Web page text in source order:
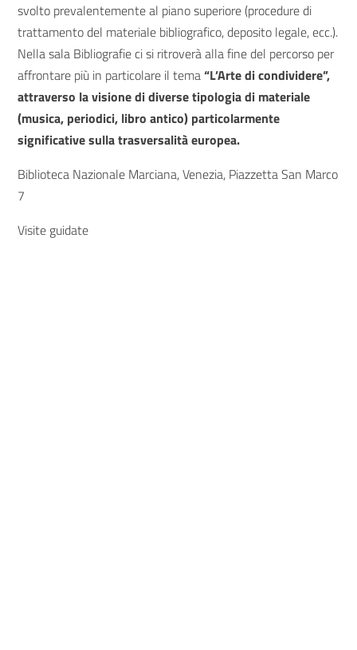
svolto prevalentemente al piano superiore (procedure di
trattamento del materiale bibliografico, deposito legale, ecc.).
Nella sala Bibliografie ci si ritroverà alla fine del percorso per
affrontare più in particolare il tema“L’Arte di condividere”,
attraverso la visione di diverse tipologia di materiale
(musica, periodici, libro antico) particolarmente
significative sulla trasversalità europea.
Biblioteca Nazionale Marciana, Venezia, Piazzetta San Marco
7
Visite guidate